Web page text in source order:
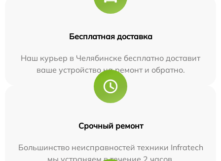
Бесплатная доставка
Наш курьер в Челябинске бесплатно доставит
ваше устройство на ремонт и обратно.
Срочный ремонт
Большинство неисправностей техники Infratech